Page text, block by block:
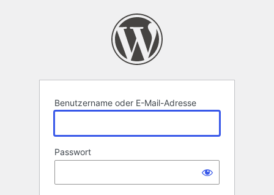
Benutzername oder E-Mail-Adresse
Passwort